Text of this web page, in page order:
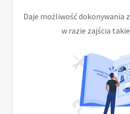
Daje możliwość dokonywania
w razie zajścia